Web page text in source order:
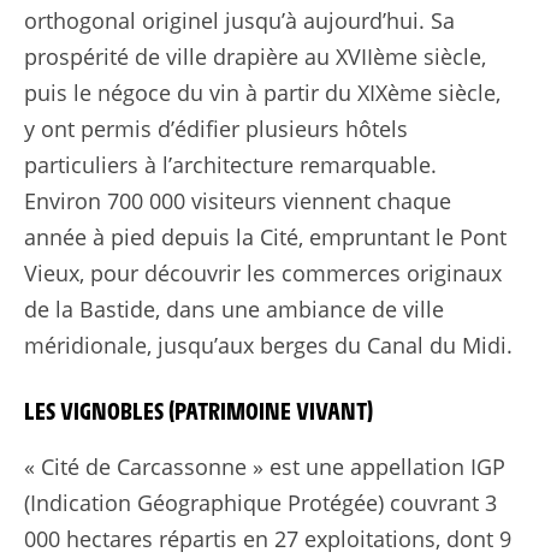
orthogonal originel jusqu’à aujourd’hui. Sa
prospérité de ville drapière au XVIIème siècle,
puis le négoce du vin à partir du XIXème siècle,
y ont permis d’édifier plusieurs hôtels
particuliers à l’architecture remarquable.
Environ 700 000 visiteurs viennent chaque
année à pied depuis la Cité, empruntant le Pont
Vieux, pour découvrir les commerces originaux
de la Bastide, dans une ambiance de ville
méridionale, jusqu’aux berges du Canal du Midi.
LES VIGNOBLES (PATRIMOINE VIVANT)
« Cité de Carcassonne » est une appellation IGP
(Indication Géographique Protégée) couvrant 3
000 hectares répartis en 27 exploitations, dont 9